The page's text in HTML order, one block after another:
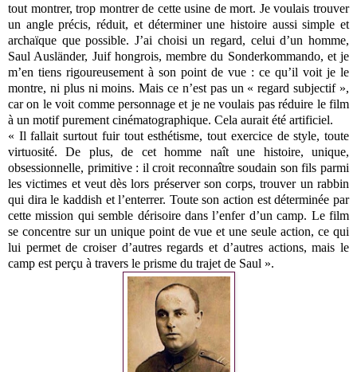
tout montrer, trop montrer de cette usine de mort. Je voulais trouver
un angle précis, réduit, et déterminer une histoire aussi simple et
archaïque que possible. J’ai choisi un regard, celui d’un homme,
Saul Ausländer, Juif hongrois, membre du Sonderkommando, et je
m’en tiens rigoureusement à son point de vue : ce qu’il voit je le
montre, ni plus ni moins. Mais ce n’est pas un « regard subjectif »,
car on le voit comme personnage et je ne voulais pas réduire le film
à un motif purement cinématographique. Cela aurait été artificiel.
« Il fallait surtout fuir tout esthétisme, tout exercice de style, toute
virtuosité. De plus, de cet homme naît une histoire, unique,
obsessionnelle, primitive : il croit reconnaître soudain son fils parmi
les victimes et veut dès lors préserver son corps, trouver un rabbin
qui dira le kaddish et l’enterrer. Toute son action est déterminée par
cette mission qui semble dérisoire dans l’enfer d’un camp. Le film
se concentre sur un unique point de vue et une seule action, ce qui
lui permet de croiser d’autres regards et d’autres actions, mais le
camp est perçu à travers le prisme du trajet de Saul ».